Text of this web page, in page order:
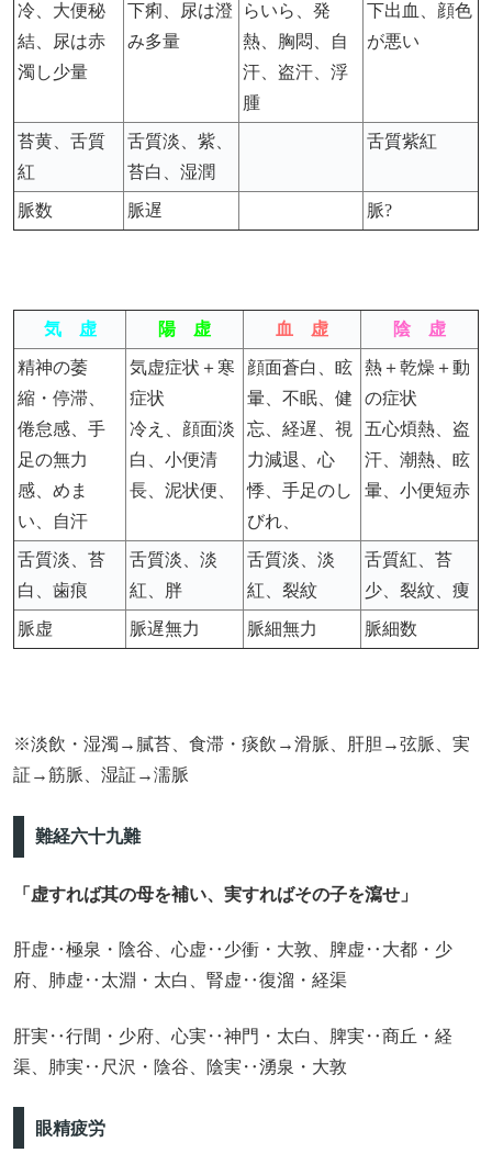
冷、大便秘
結、尿は赤
濁し少量
下痢、尿は澄
み多量
らいら、発
熱、胸悶、自
汗、盗汗、浮
腫
下出血、顔色
が悪い
苔黄、舌質
紅
舌質淡、紫、
苔白、湿潤
舌質紫紅
脈数 脈遅 脈?
気 虚 陽 虚 血 虚 陰 虚
精神の萎
縮・停滞、
倦怠感、手
足の無力
感、めま
い、自汗
気虚症状＋寒
症状
冷え、顔面淡
白、小便清
長、泥状便、
顔面蒼白、眩
暈、不眠、健
忘、経遅、視
力減退、心
悸、手足のし
びれ、
熱＋乾燥＋動
の症状
五心煩熱、盗
汗、潮熱、眩
暈、小便短赤
舌質淡、苔
白、歯痕
舌質淡、淡
紅、胖
舌質淡、淡
紅、裂紋
舌質紅、苔
少、裂紋、痩
脈虚 脈遅無力 脈細無力 脈細数
※淡飲・湿濁→膩苔、食滞・痰飲→滑脈、肝胆→弦脈、実
証→筋脈、湿証→濡脈
難経六十九難
「虚すれば其の母を補い、実すればその子を瀉せ」
肝虚‥極泉・陰谷、心虚‥少衝・大敦、脾虚‥大都・少
府、肺虚‥太淵・太白、腎虚‥復溜・経渠
肝実‥行間・少府、心実‥神門・太白、脾実‥商丘・経
渠、肺実‥尺沢・陰谷、陰実‥湧泉・大敦
眼精疲労